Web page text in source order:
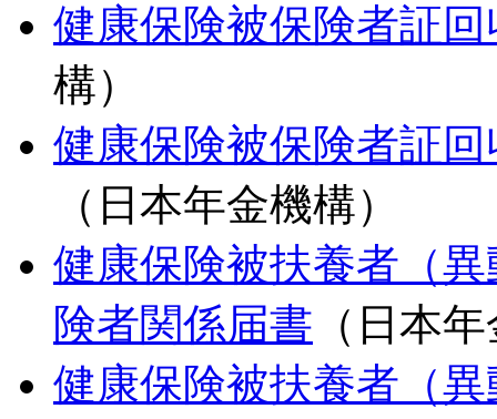
健康保険被保険者証
構）
健康保険被保険者証
（日本年金機構）
健康保険被扶養者（
険者関係届書 （日本
健康保険被扶養者（